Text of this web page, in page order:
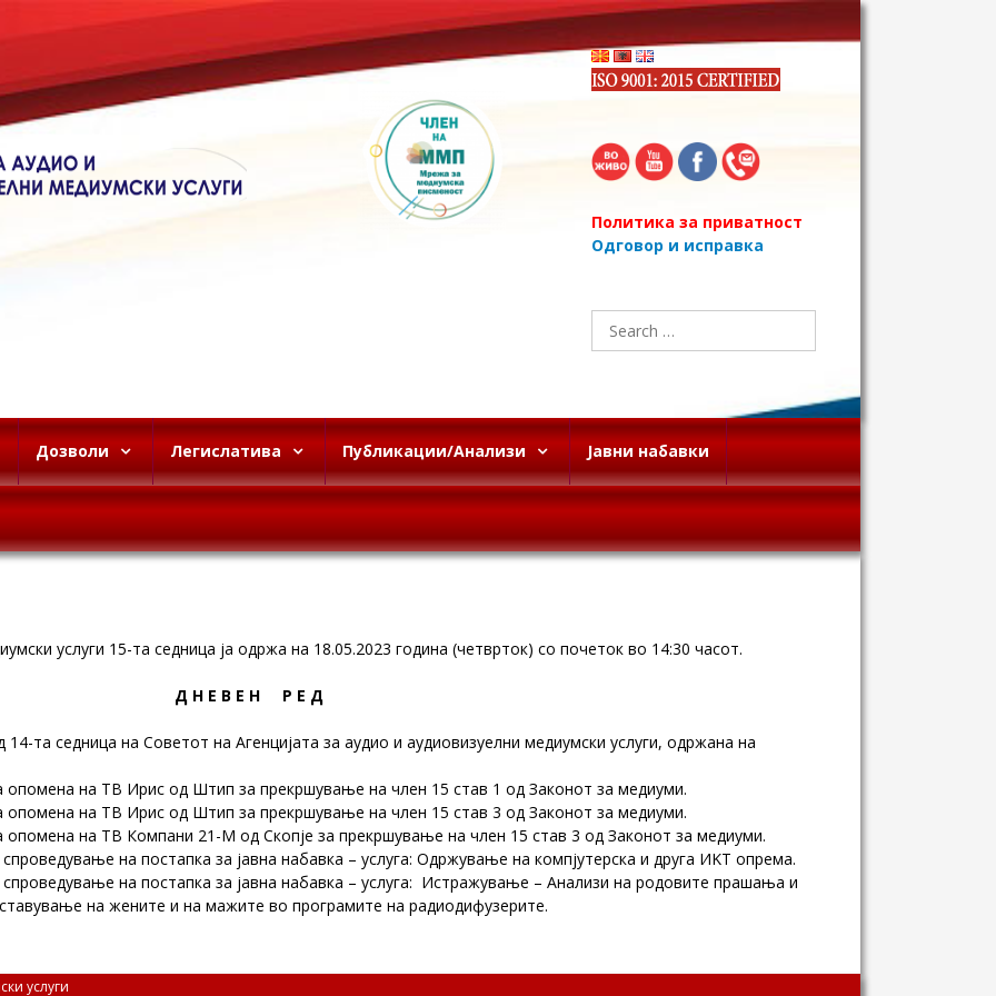
Политика за приватност
Одговор и исправка
Search
for:
Дозволи Легислатива Публикации/Анализи Јавни набавки
услуги 15-та седница ја одржа на 18.05.2023 година (четврток) со почеток во 14:30 часот.
Д Н Е В Е Н Р Е Д
та седница на Советот на Агенцијата за аудио и аудиовизуелни медиумски услуги, одржана на
опомена на ТВ Ирис од Штип за прекршување на член 15 став 1 од Законот за медиуми.
опомена на ТВ Ирис од Штип за прекршување на член 15 став 3 од Законот за медиуми.
опомена на ТВ Компани 21-М од Скопје за прекршување на член 15 став 3 од Законот за медиуми.
на постапка за јавна набавка – услуга: Одржување на компјутерска и друга ИKT опрема.
на постапка за јавна набавка – услуга: Истражување – Анализи на родовите прашања и
на жените и на мажите во програмите на радиодифузерите.
услуги